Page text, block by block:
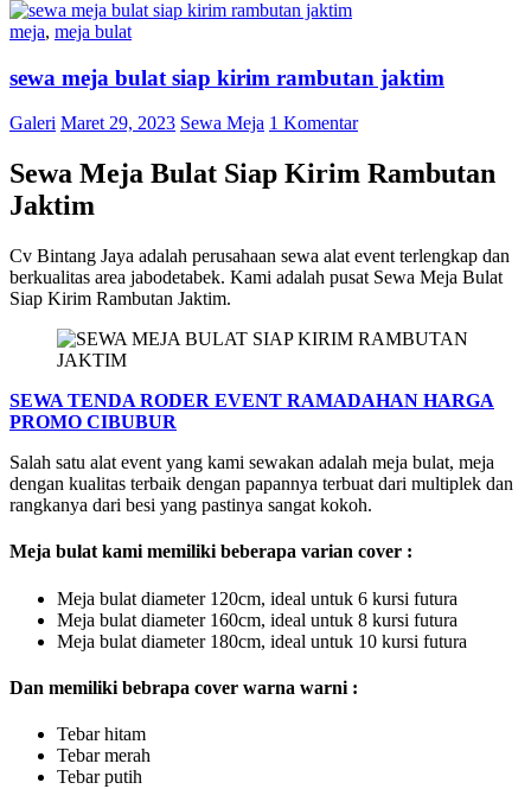
meja, meja bulat
sewa meja bulat siap kirim rambutan jaktim
Galeri Maret 29, 2023 Sewa Meja 1 Komentar
Sewa Meja Bulat Siap Kirim Rambutan
Jaktim
Cv Bintang Jaya adalah perusahaan sewa alat event terlengkap dan
berkualitas area jabodetabek. Kami adalah pusat Sewa Meja Bulat
Siap Kirim Rambutan Jaktim.
SEWA TENDA RODER EVENT RAMADAHAN HARGA
PROMO CIBUBUR
Salah satu alat event yang kami sewakan adalah meja bulat, meja
dengan kualitas terbaik dengan papannya terbuat dari multiplek dan
rangkanya dari besi yang pastinya sangat kokoh.
Meja bulat kami memiliki beberapa varian cover :
Meja bulat diameter 120cm, ideal untuk 6 kursi futura
Meja bulat diameter 160cm, ideal untuk 8 kursi futura
Meja bulat diameter 180cm, ideal untuk 10 kursi futura
Dan memiliki bebrapa cover warna warni :
Tebar hitam
Tebar merah
Tebar putih